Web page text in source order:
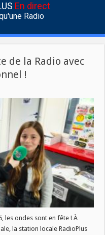
En direct
Radio
de la Radio avec
!
les ondes sont en fête ! À
la station locale RadioPlus